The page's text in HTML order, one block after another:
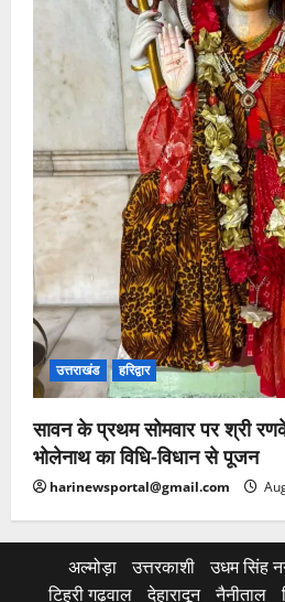
उत्तराखंड हरिद्वार
सावन के प्रथम सोमवार पर श्री
भोलेनाथ का विधि-विधान से पूजन
harinewsportal@gmail.com
अल्मोड़ा उत्तरकाशी उधम सिंह
टिहरी गढ़वाल
देहारादून नैनीताल